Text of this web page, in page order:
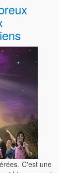
C'est une